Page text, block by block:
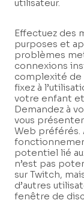
utilisateur.
Effectuez des
purposes et
problèmes
connexions
complexité de
fixez à
votre enfant
Demandez à
vous
Web préférés.
potentiel lié
n’est pas
sur Twitch,
d’autres
fenêtre de